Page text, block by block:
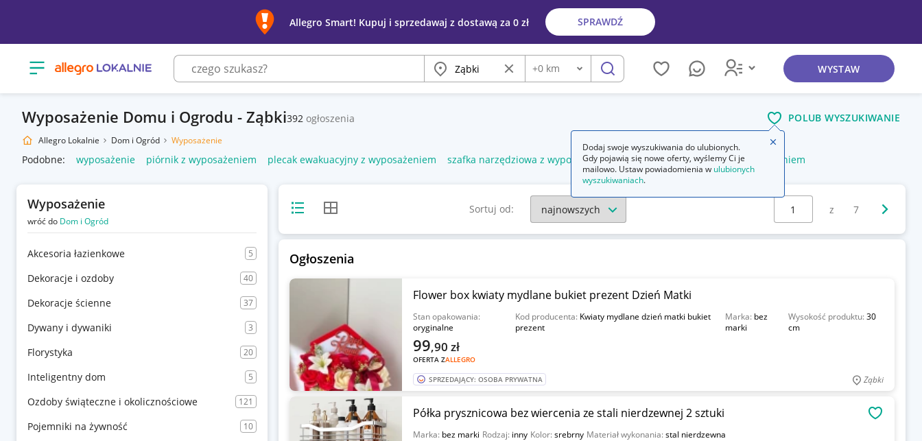
Allegro Smart! Kupuj i sprzedawaj z dostawą za 0 zł SPRAWDŹ
Otwórz menu z kategoriami Miasto Wyczyść frazę
Odległość
+0 km szukaj WYSTAW
Wyposażenie Domu i Ogrodu - Ząbki392 ogłoszenia POLUB WYSZUKIWANIE
Allegro Lokalnie Dom i Ogród Wyposażenie
Podobne: wyposażenie piórnik z wyposażeniem plecak ewakuacyjny z wyposażeniem szafka narzędziowa z wyposażeniem skrzynka narzędziowa z wyposażeniem
Wyposażenie
wróć do Dom i Ogród
Akcesoria łazienkowe 5
Dekoracje i ozdoby 40
Dekoracje ścienne 37
Dywany i dywaniki 3
Florystyka 20
Inteligentny dom 5
Ozdoby świąteczne i okolicznościowe 121
Pojemniki na żywność 10
Widok listyWidok siatki Sortuj od:
Wybierz stronę:
z 7
Ogłoszenia
Flower box kwiaty mydlane bukiet prezent Dzień Matki
Stan opakowania:
oryginalne
Kod producenta: Kwiaty mydlane dzień matki bukiet
prezent
Marka: bez
marki
Wysokość produktu:30
cm
OFERTA ZALLEGRO
99,90 zł
SPRZEDAJĄCY: OSOBA PRYWATNA Ząbki
Półka prysznicowa bez wiercenia ze stali nierdzewnej 2 sztuki
Marka: bez marki Rodzaj: inny Kolor:srebrny Materiał wykonania:stal nierdzewna
Dodaj swoje wyszukiwania do ulubionych.
Gdy pojawią się nowe oferty, wyślemy Ci je
mailowo. Ustaw powiadomienia w ulubionych
wyszukiwaniach.
Zamknij wskazówkę